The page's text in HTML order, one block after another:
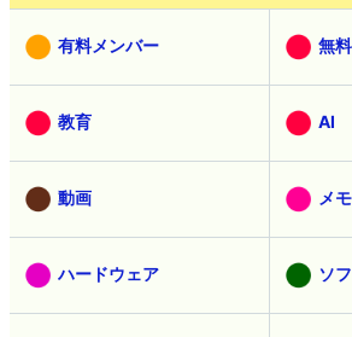
有料メンバー 無
教育 AI
動画 メモ
ハードウェア ソ